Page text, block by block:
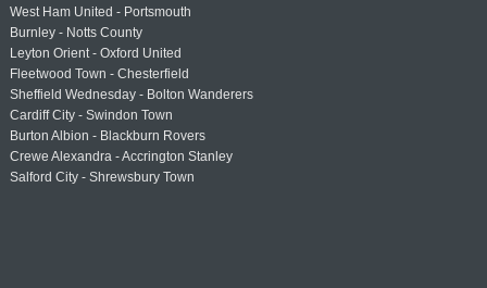
West Ham United - Portsmouth
Burnley - Notts County
Leyton Orient - Oxford United
Fleetwood Town - Chesterfield
Sheffield Wednesday - Bolton Wanderers
Cardiff City - Swindon Town
Burton Albion - Blackburn Rovers
Crewe Alexandra - Accrington Stanley
Salford City - Shrewsbury Town